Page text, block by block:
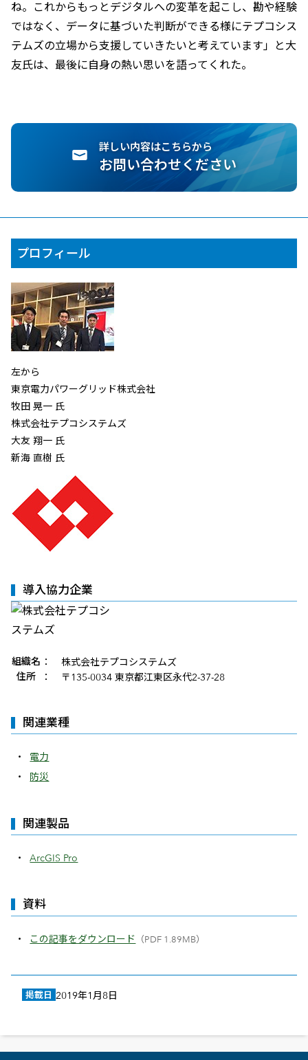
ね。これからもっとデジタルへの変革を起こし、勘や経験
ではなく、データに基づいた判断ができる様にテプコシス
テムズの立場から支援していきたいと考えています」と大
友氏は、最後に自身の熱い思いを語ってくれた。
詳しい内容はこちらから
お問い合わせください
プロフィール
左から
東京電力パワーグリッド株式会社
牧田 晃一 氏
株式会社テプコシステムズ
大友 翔一 氏
新海 直樹 氏
導入協力企業
企業情報
組織名 ： 株式会社テプコシステムズ
住所 ： 〒135-0034 東京都江東区永代2-37-28
掲載日 2019年1月8日
関連業種
電力
防災
関連製品
ArcGIS Pro
資料
この記事をダウンロード （PDF 1.89MB）